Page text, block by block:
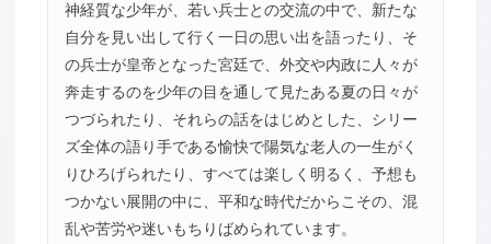
神経質な少年が、若い兵士との交流の中で、新たな
自分を見い出して行く一日の思い出を語ったり、そ
の兵士が皇帝となった宮廷で、外交や内政に人々が
奔走するのを少年の目を通して見たある夏の日々が
つづられたり、それらの話をはじめとした、シリー
ズ全体の語り手である愉快で陽気な老人の一生がく
りひろげられたり、すべては楽しく明るく、予想も
つかない展開の中に、平和な時代だからこその、混
乱や苦労や迷いもちりばめられています。